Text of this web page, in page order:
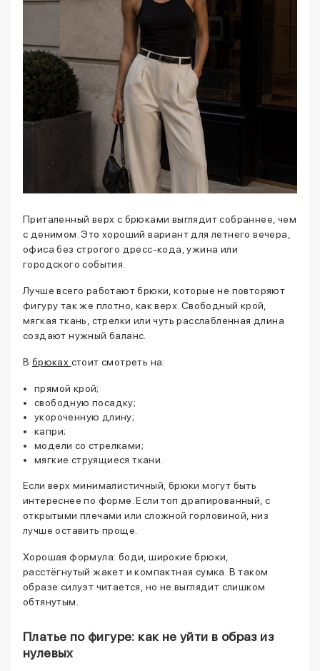
Приталенный верх с брюками выглядит собраннее, чем
с денимом. Это хороший вариант для летнего вечера,
офиса без строгого дресс-кода, ужина или
городского события.
Лучше всего работают брюки, которые не повторяют
фигуру так же плотно, как верх. Свободный крой,
мягкая ткань, стрелки или чуть расслабленная длина
создают нужный баланс.
В брюках стоит смотреть на:
прямой крой;
свободную посадку;
укороченную длину;
капри;
модели со стрелками;
мягкие струящиеся ткани.
Если верх минималистичный, брюки могут быть
интереснее по форме. Если топ драпированный, с
открытыми плечами или сложной горловиной, низ
лучше оставить проще.
Хорошая формула: боди, широкие брюки,
расстёгнутый жакет и компактная сумка. В таком
образе силуэт читается, но не выглядит слишком
обтянутым.
Платье по фигуре: как не уйти в образ из
нулевых